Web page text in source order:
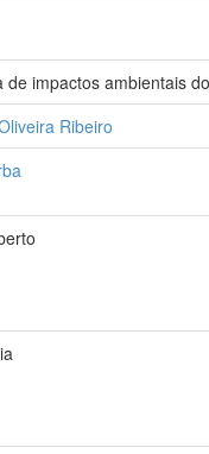
de impactos ambientais
Ribeiro